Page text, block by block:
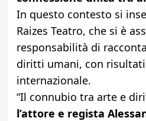
In questo contesto si
Raizes Teatro, che si è
responsabilità di
diritti umani, con
internazionale.
“Il connubio tra arte e
l’attore e regista